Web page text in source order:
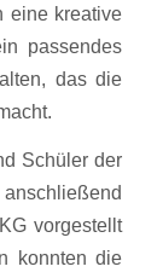
eine kreative
passendes
das die
Schüler der
vorgestellt
konnten die